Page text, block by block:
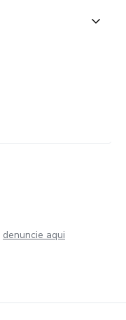
denuncie aqui